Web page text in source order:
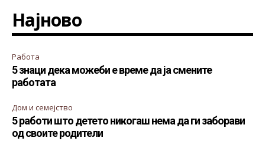
Најново
Работа
5 знаци дека можеби е време да ја смените
работата
Дом и семејство
5 работи што детето никогаш нема да ги заборави
од своите родители